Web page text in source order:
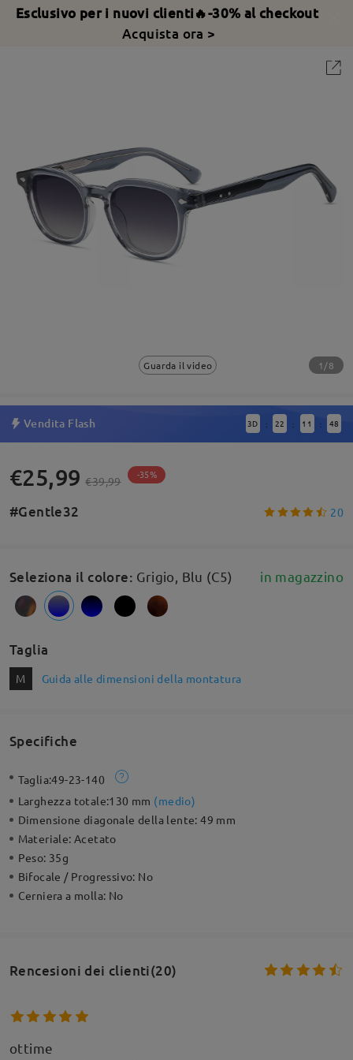
Esclusivo per i nuovi clienti🔥-30% al checkout
Acquista ora >
Guarda il video 1/8
Vendita Flash 3D : 22 : 11 : 47
€25,99 €39,99 -35%
#Gentle32 20
Seleziona il colore: Grigio, Blu (C5) in magazzino
Taglia
M Guida alle dimensioni della montatura
Specifiche
Taglia:49-23-140
Larghezza totale:130 mm (medio)
Dimensione diagonale della lente:49 mm
Materiale:Acetato
Peso: 35g
Bifocale / Progressivo: No
Cerniera a molla: No
Rencesioni dei clienti(20)
ottime